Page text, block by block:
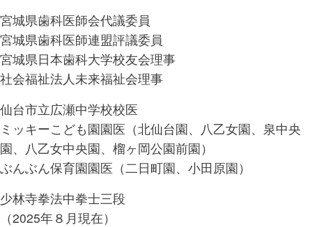
宮城県歯科医師会代議委員
宮城県歯科医師連盟評議委員
宮城県日本歯科大学校友会理事
社会福祉法人未来福祉会理事
仙台市立広瀬中学校校医
ミッキーこども園園医（北仙台園、八乙女園、泉中央
園、八乙女中央園、榴ヶ岡公園前園）
ぶんぶん保育園園医（二日町園、小田原園）
少林寺拳法中拳士三段
（2025年８月現在）